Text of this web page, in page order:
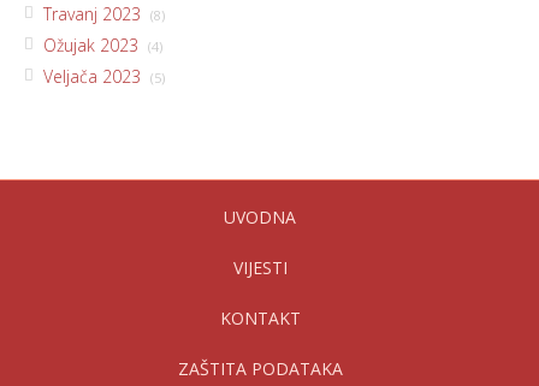
Travanj 2023 (8)
Ožujak 2023 (4)
Veljača 2023 (5)
UVODNA
VIJESTI
KONTAKT
ZAŠTITA PODATAKA